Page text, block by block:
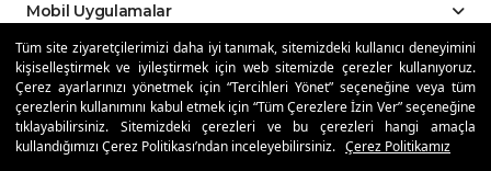
Tüm site ziyaretçilerimizi daha iyi tanımak, sitemizdeki kullanıcı deneyimini
kişiselleştirmek ve iyileştirmek için web sitemizde çerezler kullanıyoruz.
Çerez ayarlarınızı yönetmek için “Tercihleri Yönet” seçeneğine veya tüm
çerezlerin kullanımını kabul etmek için “Tüm Çerezlere İzin Ver” seçeneğine
tıklayabilirsiniz. Sitemizdeki çerezleri ve bu çerezleri hangi amaçla
kullandığımızı Çerez Politikası’ndan inceleyebilirsiniz. Çerez Politikamız
Mobil Uygulamalar
Özdilekteyim'de Taksit Avantajları
Güvenli Alışveriş